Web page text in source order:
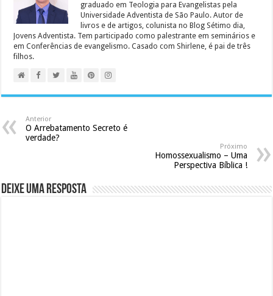
graduado em Teologia para Evangelistas pela
Universidade Adventista de São Paulo. Autor de
livros e de artigos, colunista no Blog Sétimo dia,
Jovens Adventista. Tem participado como palestrante em seminários e
em Conferências de evangelismo. Casado com Shirlene, é pai de três
filhos.
Anterior
O Arrebatamento Secreto é
verdade?
Próximo
Homossexualismo – Uma
Perspectiva Bíblica !
Deixe uma resposta